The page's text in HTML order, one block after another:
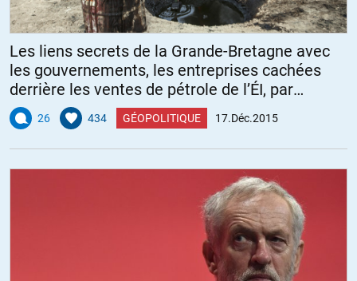
Les liens secrets de la Grande-Bretagne avec
les gouvernements, les entreprises cachées
derrière les ventes de pétrole de l’ÉI, par
Nafeez Ahmed
26 434 GÉOPOLITIQUE 17.Déc.2015